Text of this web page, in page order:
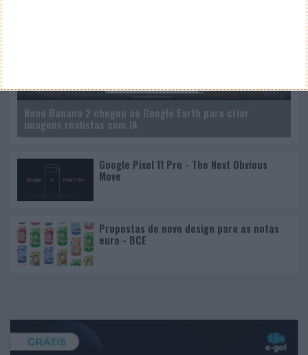
Nano Banana 2 chegou ao Google Earth para criar
imagens realistas com IA
Google Pixel 11 Pro - The Next Obvious
Move
Propostas de novo design para as notas
euro - BCE